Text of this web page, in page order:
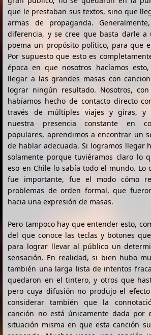
que le prestaban sus textos, sino que
armas de propaganda.
diferencia, y se cree que basta darle a
poema un propósito político, para que
Por supuesto que esto es
época en que nosotros hacíamos
llegar a las grandes masas con
lograr ningún resultado. Nosotros,
habíamos hecho de contacto directo
través de múltiples viajes y giras, y
nuestra presencia constante en
populares, aprendimos a encontrar un
de hablar adecuada. Si logramos llegar
solamente porque tuviéramos claro lo
eso en Chile lo sabía todo el mundo. Lo
fue importante, fue el modo cómo
problemas de orden formal, que
hacia una expresión de masas.
Pero tampoco hay que entender esto,
del que conoce las teclas y botones
para lograr llevar al público un
sensación. En realidad, si bien hubo
también una larga lista de intentos
quedaron en el tintero, y otros que
pero cuya difusión no produjo el
considerar también que la
canción no está únicamente dada por
situación misma en que esta canción